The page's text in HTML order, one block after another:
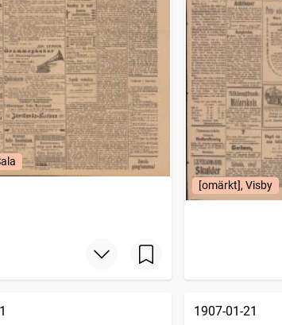
[omärkt], Visby
1907-01-21